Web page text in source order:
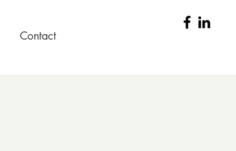
Contact